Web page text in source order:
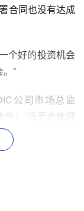
合同也没有达成
个好的投资机会
”
公司市场总监
：“尚无总体规
问道：“那么，
”